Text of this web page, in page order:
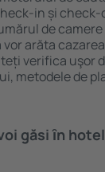
in și
de camere
arăta
verifica uşor
metodele de
găsi ȋn